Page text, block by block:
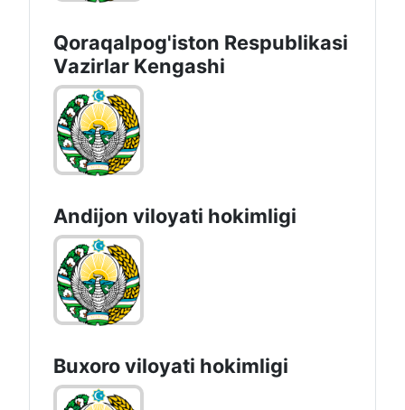
Qoraqalpog'iston Rеspublikаsi
Vаzirlаr Kеngаshi
Andijon vilоyati hоkimligi
Buxoro viloyati hokimligi